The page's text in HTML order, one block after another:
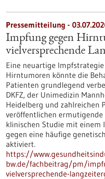
Pressemitteilung -
Impfung gegen
vielversprechende
Eine neuartige
Hirntumoren könnte die
Patienten grundlegend
DKFZ, der Unimedizin
Heidelberg und zahlreichen
veröffentlichen
klinischen Studie mit einem
gegen eine häufige
aktiviert.
https://
bw.de/fachbeitrag/pm/
vielversprechende-